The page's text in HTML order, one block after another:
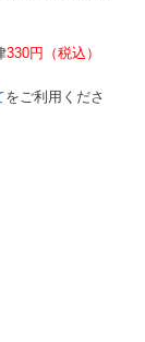
330円（税込）
をご利用くださ